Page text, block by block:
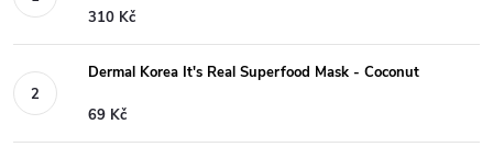
310 Kč
Dermal Korea It's Real Superfood Mask - Coconut
69 Kč